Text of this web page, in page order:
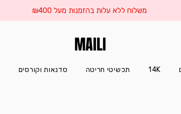
משלוח ללא עלות בהזמנות מעל ₪400
MAILI
סדנאות וקורסים תכשיטי חריטה 14K